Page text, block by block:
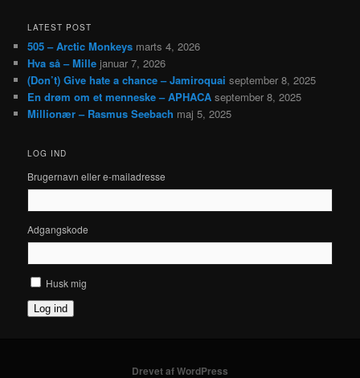
LATEST POST
505 – Arctic Monkeys marts 4, 2026
Hva så – Mille januar 7, 2026
(Don’t) Give hate a chance – Jamiroquai september 8, 2025
En drøm om et menneske – APHACA september 8, 2025
Millionær – Rasmus Seebach maj 5, 2025
LOG IND
Brugernavn eller e-mailadresse
Adgangskode
Husk mig
Log ind
Drevet af WordPress